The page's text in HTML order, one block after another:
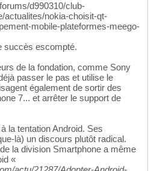
d990310/club-
actualites/nokia-choisit-qt-
mobile-plateformes-meego-
succès escompté.
de la fondation, comme Sony
passer le pas et utilise le
également de sortir des
7... et arrêter le support de
la tentation Android. Ses
là) un discours plutôt radical.
la division Smartphone a même
«